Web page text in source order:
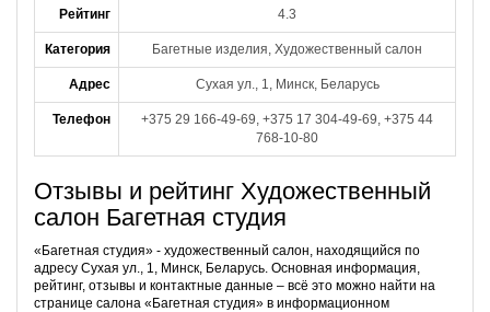
Рейтинг 4.3
Категория Багетные изделия, Художественный салон
Адрес Сухая ул., 1, Минск, Беларусь
Телефон
+375 29 166-49-69, +375 17 304-49-69, +375 44
768-10-80
Отзывы и рейтинг Художественный
салон Багетная студия
«Багетная студия» - художественный салон, находящийся по
адресу Сухая ул., 1, Минск, Беларусь. Основная информация,
рейтинг, отзывы и контактные данные – всё это можно найти на
странице салона «Багетная студия» в информационном